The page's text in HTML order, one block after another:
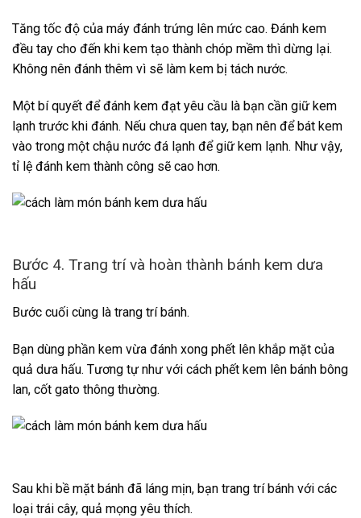
Tăng tốc độ của máy đánh trứng lên mức cao. Đánh kem
đều tay cho đến khi kem tạo thành chóp mềm thì dừng lại.
Không nên đánh thêm vì sẽ làm kem bị tách nước.
Một bí quyết để đánh kem đạt yêu cầu là bạn cần giữ kem
lạnh trước khi đánh. Nếu chưa quen tay, bạn nên để bát kem
vào trong một chậu nước đá lạnh để giữ kem lạnh. Như vậy,
tỉ lệ đánh kem thành công sẽ cao hơn.
Bước 4. Trang trí và hoàn thành bánh kem dưa
hấu
Bước cuối cùng là trang trí bánh.
Bạn dùng phần kem vừa đánh xong phết lên khắp mặt của
quả dưa hấu. Tương tự như với cách phết kem lên bánh bông
lan, cốt gato thông thường.
Sau khi bề mặt bánh đã láng mịn, bạn trang trí bánh với các
loại trái cây, quả mọng yêu thích.